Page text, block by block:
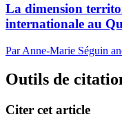
La dimension
internationale au
Par Anne-Marie Séguin
Outils de
Citer cet article